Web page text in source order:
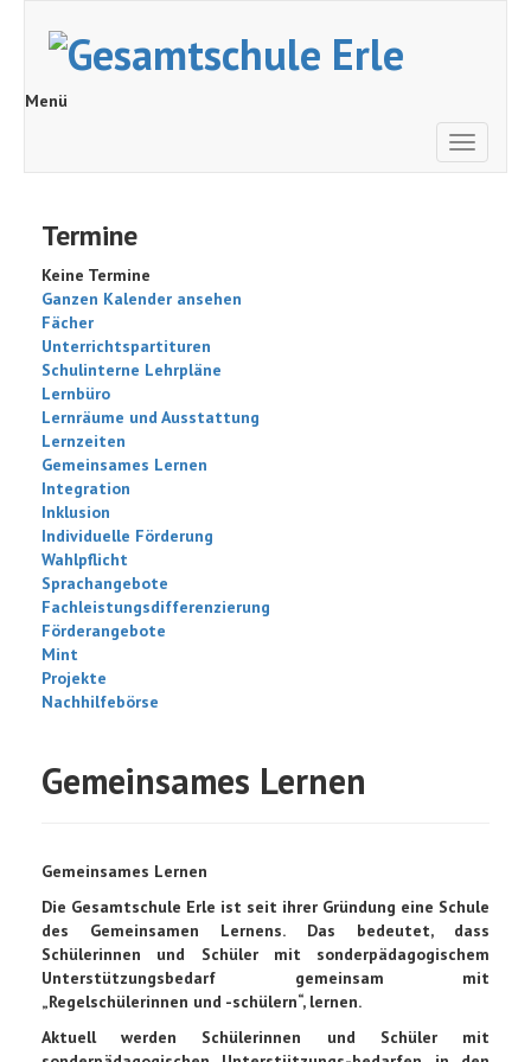
Menü
Toggle
Termine
Keine Termine
Ganzen Kalender ansehen
Fächer
Unterrichtspartituren
Schulinterne Lehrpläne
Lernbüro
Lernräume und Ausstattung
Lernzeiten
Gemeinsames Lernen
Integration
Inklusion
Individuelle Förderung
Wahlpflicht
Sprachangebote
Fachleistungsdifferenzierung
Förderangebote
Mint
Projekte
Nachhilfebörse
Gemeinsames Lernen
Gemeinsames Lernen
Die Gesamtschule Erle ist seit ihrer Gründung eine Schule
des Gemeinsamen Lernens. Das bedeutet, dass
Schülerinnen und Schüler mit sonderpädagogischem
Unterstützungsbedarf gemeinsam mit
„Regelschülerinnen und -schülern“, lernen.
Aktuell werden Schülerinnen und Schüler mit